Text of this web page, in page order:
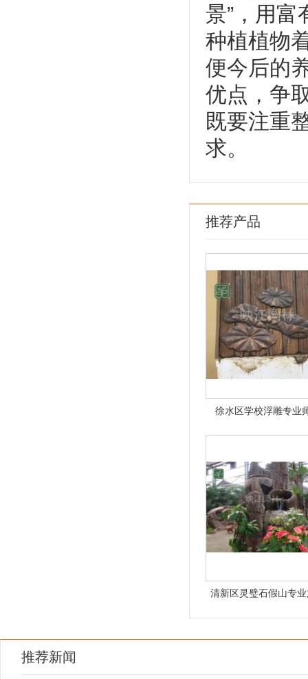
景”，用
种植植物
便今后的
优点，争
既要注重
求。
推荐产品
徐水区学校浮雕专业
清新区灵璧石假山专
推荐新闻